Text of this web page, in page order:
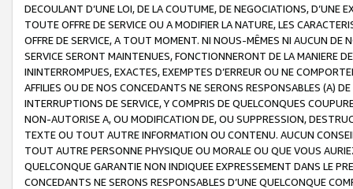
DECOULANT D’UNE LOI, DE LA COUTUME, DE NEGOCIATIONS, D’UNE
TOUTE OFFRE DE SERVICE OU A MODIFIER LA NATURE, LES
OFFRE DE SERVICE, A TOUT MOMENT. NI NOUS-MÊMES NI AUCUN DE
SERVICE SERONT MAINTENUES, FONCTIONNERONT DE LA MANIERE
ININTERROMPUES, EXACTES, EXEMPTES D’ERREUR OU NE
AFFILIES OU DE NOS CONCEDANTS NE SERONS RESPONSABLES (A)
INTERRUPTIONS DE SERVICE, Y COMPRIS DE QUELCONQUES
NON-AUTORISE A, OU MODIFICATION DE, OU SUPPRESSION,
TEXTE OU TOUT AUTRE INFORMATION OU CONTENU. AUCUN
TOUT AUTRE PERSONNE PHYSIQUE OU MORALE OU QUE VOUS
QUELCONQUE GARANTIE NON INDIQUEE EXPRESSEMENT DANS LE
CONCEDANTS NE SERONS RESPONSABLES D’UNE QUELCONQUE